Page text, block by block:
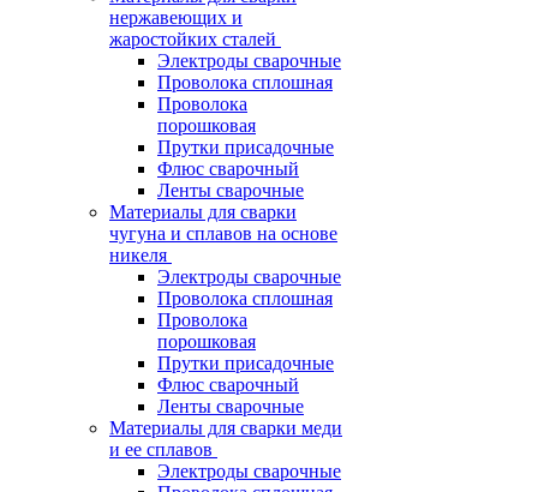
нержавеющих и
жаростойких сталей
Электроды сварочные
Проволока сплошная
Проволока
порошковая
Прутки присадочные
Флюс сварочный
Ленты сварочные
Материалы для сварки
чугуна и сплавов на основе
никеля
Электроды сварочные
Проволока сплошная
Проволока
порошковая
Прутки присадочные
Флюс сварочный
Ленты сварочные
Материалы для сварки меди
и ее сплавов
Электроды сварочные